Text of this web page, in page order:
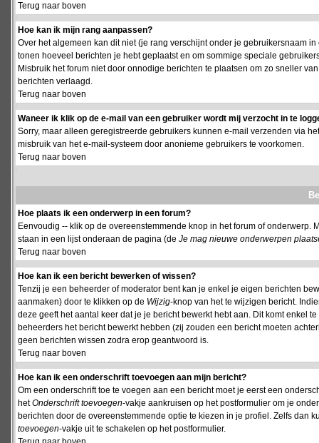
Terug naar boven
Hoe kan ik mijn rang aanpassen?
Over het algemeen kan dit niet (je rang verschijnt onder je gebruikersnaam
tonen hoeveel berichten je hebt geplaatst en om sommige speciale
Misbruik het forum niet door onnodige berichten te plaatsen om zo sneller
berichten verlaagd.
Terug naar boven
Waneer ik klik op de e-mail van een gebruiker wordt mij verzocht in te
Sorry, maar alleen geregistreerde gebruikers kunnen e-mail verzenden via
misbruik van het e-mail-systeem door anonieme gebruikers te voorkomen.
Terug naar boven
Hoe plaats ik een onderwerp in een forum?
Eenvoudig -- klik op de overeenstemmende knop in het forum of
staan in een lijst onderaan de pagina (de Je mag nieuwe onderwerpen
Terug naar boven
Hoe kan ik een bericht bewerken of wissen?
Tenzij je een beheerder of moderator bent kan je enkel je eigen berichten
aanmaken) door te klikken op de Wijzig-knop van het te wijzigen bericht.
deze geeft het aantal keer dat je je bericht bewerkt hebt aan. Dit komt enkel
beheerders het bericht bewerkt hebben (zij zouden een bericht moeten
geen berichten wissen zodra erop geantwoord is.
Terug naar boven
Hoe kan ik een onderschrift toevoegen aan mijn bericht?
Om een onderschrift toe te voegen aan een bericht moet je eerst een
hetOnderschrift toevoegen-vakje aankruisen op het postformulier om je
berichten door de overeenstemmende optie te kiezen in je profiel. Zelfs dan
toevoegen-vakje uit te schakelen op het postformulier.